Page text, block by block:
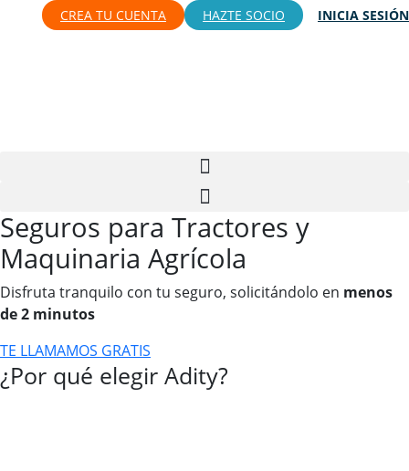
CREA TU CUENTA HAZTE SOCIO INICIA SESIÓN
Seguros para Tractores y
Maquinaria Agrícola
Disfruta tranquilo con tu seguro, solicitándolo en menos
de 2 minutos
TE LLAMAMOS GRATIS
¿Por qué elegir Adity?